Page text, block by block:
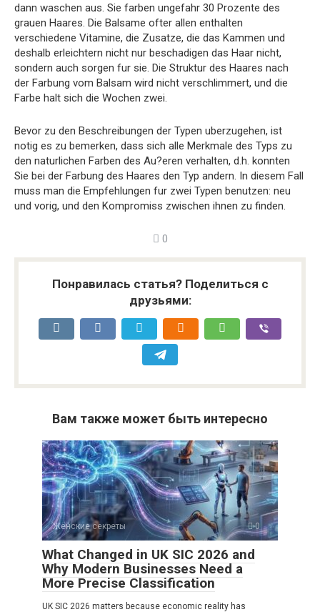
dann waschen aus. Sie farben ungefahr 30 Prozente des
grauen Haares. Die Balsame ofter allen enthalten
verschiedene Vitamine, die Zusatze, die das Kammen und
deshalb erleichtern nicht nur beschadigen das Haar nicht,
sondern auch sorgen fur sie. Die Struktur des Haares nach
der Farbung vom Balsam wird nicht verschlimmert, und die
Farbe halt sich die Wochen zwei.
Bevor zu den Beschreibungen der Typen uberzugehen, ist
notig es zu bemerken, dass sich alle Merkmale des Typs zu
den naturlichen Farben des Au?eren verhalten, d.h. konnten
Sie bei der Farbung des Haares den Typ andern. In diesem Fall
muss man die Empfehlungen fur zwei Typen benutzen: neu
und vorig, und den Kompromiss zwischen ihnen zu finden.
0
Понравилась статья? Поделиться с
друзьями:
Вам также может быть интересно
Женские секреты 0
What Changed in UK SIC 2026 and
Why Modern Businesses Need a
More Precise Classification
UK SIC 2026 matters because economic reality has